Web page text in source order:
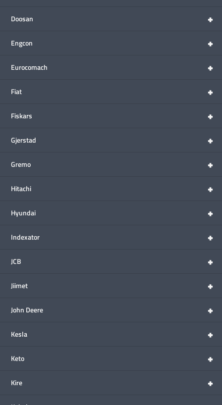
+
Doosan
+
Engcon
+
Eurocomach
+
Fiat
+
Fiskars
+
Gjerstad
+
Gremo
+
Hitachi
+
Hyundai
+
Indexator
+
JCB
+
Jiimet
+
John Deere
+
Kesla
+
Keto
+
Kire